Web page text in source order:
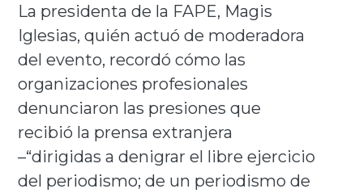
La presidenta de la FAPE, Magis
Iglesias, quién actuó de moderadora
del evento, recordó cómo las
organizaciones profesionales
denunciaron las presiones que
recibió la prensa extranjera
–“dirigidas a denigrar el libre ejercicio
del periodismo; de un periodismo de